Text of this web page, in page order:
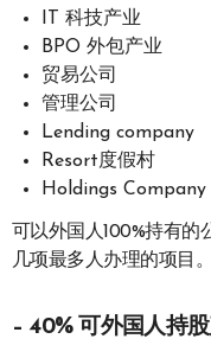
IT 科技产业
BPO 外包产业
贸易公司
管理公司
Lending company
Resort度假村
Holdings Company
可以外国人100%持有
几项最多人办理的项目。
– 40% 可外国人持